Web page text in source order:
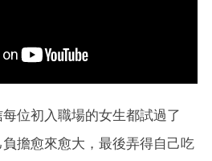
位初入職場的女生都試過了
擔愈來愈大，最後弄得自己吃